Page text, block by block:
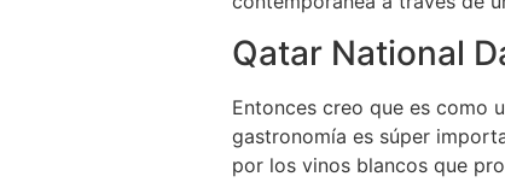
Qatar National
Entonces creo que es como
gastronomía es súper
por los vinos blancos que